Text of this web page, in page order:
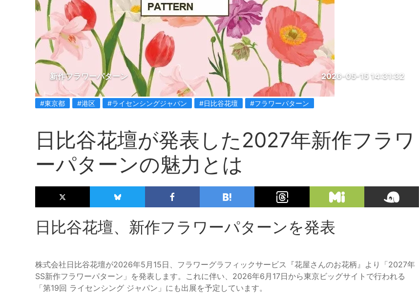
新作フラワーパターン 2026-05-15 14:31:32
#東京都 #港区 #ライセンシングジャパン #日比谷花壇 #フラワーパターン
日比谷花壇が発表した2027年新作フラワ
ーパターンの魅力とは
日比谷花壇、新作フラワーパターンを発表
株式会社日比谷花壇が2026年5月15日、フラワーグラフィックサービス『花屋さんのお花柄』より「2027年
SS新作フラワーパターン」を発表します。これに伴い、2026年6月17日から東京ビッグサイトで行われる
「第19回 ライセンシング ジャパン」にも出展を予定しています。